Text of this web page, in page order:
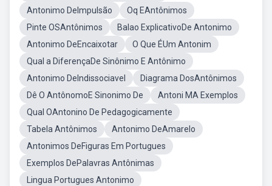
Antonimo DeImpulsão
Oq EAntônimos
Pinte OSAntônimos
Balao ExplicativoDe Antonimo
Antonimo DeEncaixotar
O Que ÉUm Antonim
Qual a DiferençaDe Sinônimo E Antônimo
Antonimo DeIndissociavel
Diagrama DosAntônimos
Dê O AntônomoE Sinonimo De
Antoni MA Exemplos
Qual OAntonino De Pedagogicamente
Tabela Antônimos
Antonimo DeAmarelo
Antonimos DeFiguras Em Portugues
Exemplos DePalavras Antônimas
Lingua Portugues Antonimo